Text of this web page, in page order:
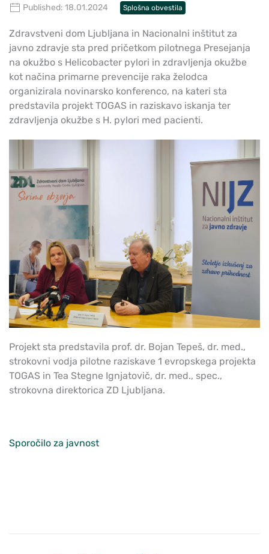
Published: 18.01.2024 Splošna obvestila
Zdravstveni dom Ljubljana in Nacionalni inštitut za
javno zdravje sta pred pričetkom pilotnega Presejanja
na okužbo s Helicobacter pylori in zdravljenja okužbe
kot načina primarne prevencije raka želodca
organizirala novinarsko konferenco, na kateri sta
predstavila projekt TOGAS in raziskavo iskanja ter
zdravljenja okužbe s H. pylori med pacienti.
Projekt sta predstavila prof. dr. Bojan Tepeš, dr. med.,
strokovni vodja pilotne raziskave 1 evropskega projekta
TOGAS in Tea Stegne Ignjatovič, dr. med., spec.,
strokovna direktorica ZD Ljubljana.
Sporočilo za javnost